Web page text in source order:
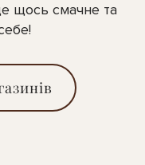
щось смачне та